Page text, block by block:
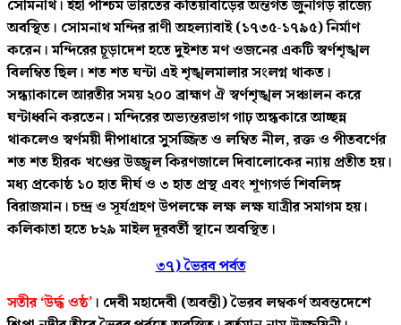
সোমনাথ। ইহা পশ্চিম ভারতের কতিয়াবাড়ের অন্তর্গত জুনাগড় রাজ্যে
অবস্থিত। সোমনাথ মন্দির রাণী অহল্যাবাই (১৭৩৫-১৭৯৫) নির্মাণ
করেন। মন্দিরের চূড়াদেশ হতে দুইশত মণ ওজনের একটি স্বর্ণশৃঙ্খল
বিলম্বিত ছিল। শত শত ঘন্টা এই শৃঙ্খলমালার সংলগ্ন থাকত।
সন্ধ্যাকালে আরতীর সময় ২০০ ব্রাহ্মণ ঐ স্বর্ণশৃঙ্খল সঞ্চালন করে
ঘন্টাধ্বনি করতেন। মন্দিরের অভ্যন্তরভাগ গাঢ় অন্ধকারে আচ্ছন্ন
থাকলেও স্বর্ণময়ী দীপাধারে সুসজ্জিত ও লম্বিত নীল, রক্ত ও পীতবর্ণের
শত শত হীরক খণ্ডের উজ্জ্বল কিরণজালে দিবালোকের ন্যায় প্রতীত হয়।
মধ্য প্রকোষ্ঠ ১০ হাত দীর্ঘ ও ৩ হাত প্রস্থ এবং শূণ্যগর্ভ শিবলিঙ্গ
বিরাজমান। চন্দ্র ও সূর্যগ্রহণ উপলক্ষে লক্ষ লক্ষ যাত্রীর সমাগম হয়।
কলিকাতা হতে ৮২৯ মাইল দূরবর্তী স্থানে অবস্থিত।
৩৭) ভৈরব পর্বত
সতীর ‘উর্দ্ধ ওষ্ঠ’ । দেবী মহাদেবী (অবন্তী) ভৈরব লম্বকর্ণ অবন্তদেশে